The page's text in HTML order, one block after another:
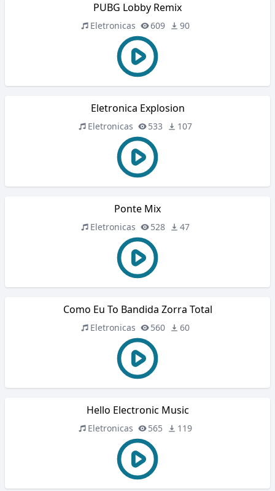
PUBG Lobby Remix
Eletronicas 609 90
Eletronica Explosion
Eletronicas 533 107
Ponte Mix
Eletronicas 528 47
Como Eu To Bandida Zorra Total
Eletronicas 560 60
Hello Electronic Music
Eletronicas 565 119